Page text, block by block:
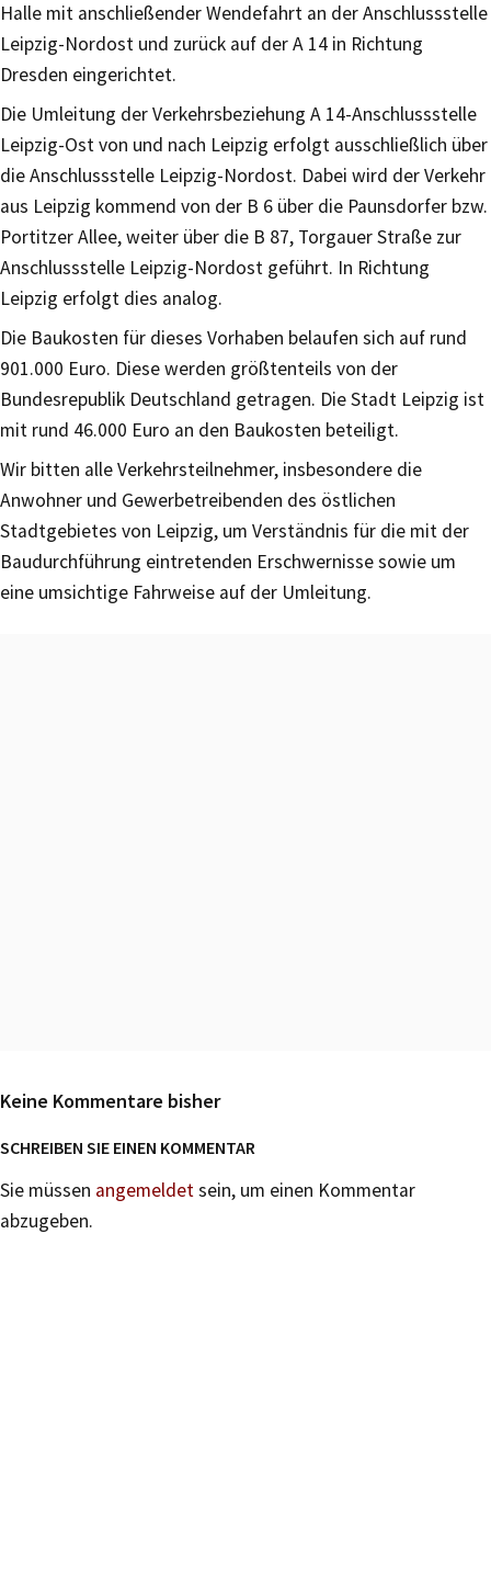
Halle mit anschließender Wendefahrt an der Anschlussstelle
Leipzig-Nordost und zurück auf der A 14 in Richtung
Dresden eingerichtet.
Die Umleitung der Verkehrsbeziehung A 14-Anschlussstelle
Leipzig-Ost von und nach Leipzig erfolgt ausschließlich über
die Anschlussstelle Leipzig-Nordost. Dabei wird der Verkehr
aus Leipzig kommend von der B 6 über die Paunsdorfer bzw.
Portitzer Allee, weiter über die B 87, Torgauer Straße zur
Anschlussstelle Leipzig-Nordost geführt. In Richtung
Leipzig erfolgt dies analog.
Die Baukosten für dieses Vorhaben belaufen sich auf rund
901.000 Euro. Diese werden größtenteils von der
Bundesrepublik Deutschland getragen. Die Stadt Leipzig ist
mit rund 46.000 Euro an den Baukosten beteiligt.
Wir bitten alle Verkehrsteilnehmer, insbesondere die
Anwohner und Gewerbetreibenden des östlichen
Stadtgebietes von Leipzig, um Verständnis für die mit der
Baudurchführung eintretenden Erschwernisse sowie um
eine umsichtige Fahrweise auf der Umleitung.
Keine Kommentare bisher
SCHREIBEN SIE EINEN KOMMENTAR
Sie müssen angemeldetsein, um einen Kommentar
abzugeben.